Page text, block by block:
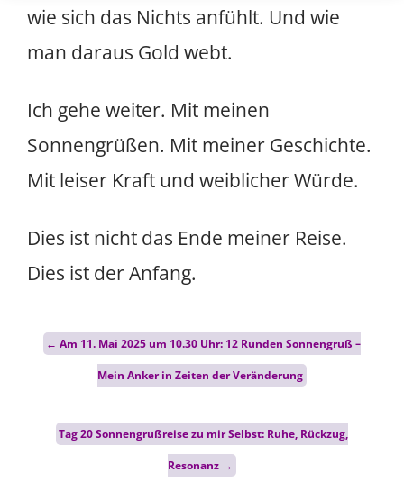
wie sich das Nichts anfühlt. Und wie
man daraus Gold webt.
Ich gehe weiter. Mit meinen
Sonnengrüßen. Mit meiner Geschichte.
Mit leiser Kraft und weiblicher Würde.
Dies ist nicht das Ende meiner Reise.
Dies ist der Anfang.
Post
navigation
← Am 11. Mai 2025 um 10.30 Uhr: 12 Runden Sonnengruß –
Mein Anker in Zeiten der Veränderung
Tag 20 Sonnengrußreise zu mir Selbst: Ruhe, Rückzug,
Resonanz →